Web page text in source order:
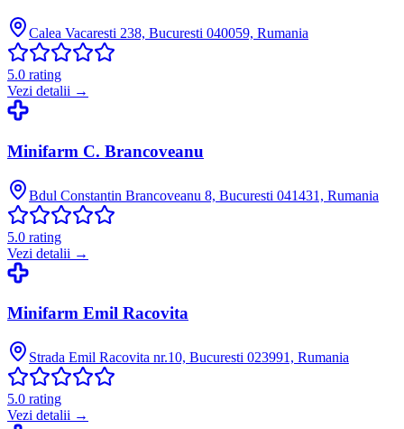
Calea Vacaresti 238, Bucuresti 040059, Rumania
5.0 rating
Vezi detalii →
Minifarm C. Brancoveanu
Bdul Constantin Brancoveanu 8, Bucuresti 041431, Rumania
5.0 rating
Vezi detalii →
Minifarm Emil Racovita
Strada Emil Racovita nr.10, Bucuresti 023991, Rumania
5.0 rating
Vezi detalii →